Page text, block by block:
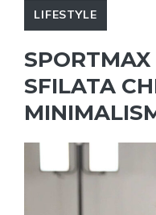
LIFESTYLE
SFILATA